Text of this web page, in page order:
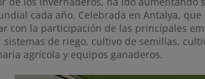
cada año. Celebrada en Antalya, que
con la participación de las principales
de riego, cultivo de semillas,
agrícola y equipos ganaderos.